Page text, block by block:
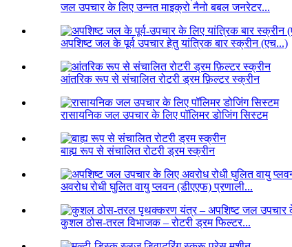
जल उपचार के लिए उन्नत माइक्रो नैनो बबल जनरेटर...
अपशिष्ट जल के पूर्व उपचार हेतु यांत्रिक बार स्क्रीन (एच...)
आंतरिक रूप से संचालित रोटरी ड्रम फ़िल्टर स्क्रीन
रासायनिक जल उपचार के लिए पॉलिमर डोजिंग सिस्टम
बाह्य रूप से संचालित रोटरी ड्रम स्क्रीन
अवरोध रोधी घुलित वायु प्लवन (डीएएफ) प्रणाली...
कुशल ठोस-तरल विभाजक – रोटरी ड्रम फिल्टर...